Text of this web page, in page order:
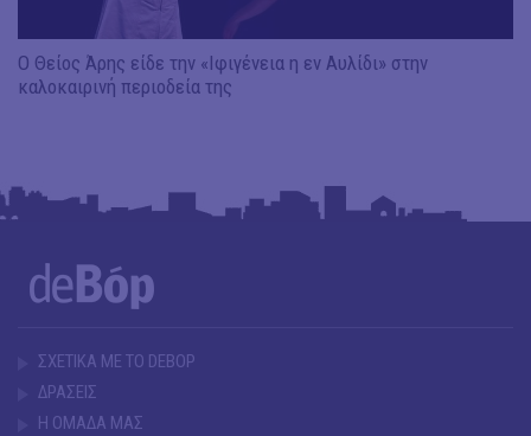
Ο Θείος Άρης είδε την «Ιφιγένεια η εν Αυλίδι» στην
καλοκαιρινή περιοδεία της
ΣΧΕΤΙΚΑ ΜΕ ΤΟ DEBOP
ΔΡΑΣΕΙΣ
Η ΟΜΑΔΑ ΜΑΣ